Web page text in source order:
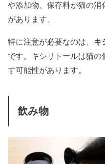
や添加物、保存料が猫の
があります。
特に注意が必要なのは、 キ
です。キシリトールは猫の
す可能性があります。
飲み物